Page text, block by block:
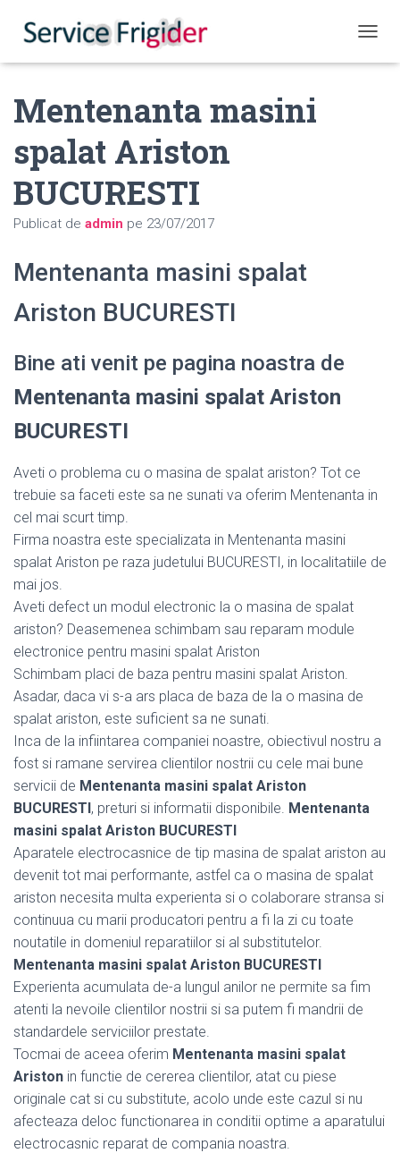
Mentenanta masini
spalat Ariston
BUCURESTI
Publicat de admin pe 23/07/2017
Mentenanta masini spalat
Ariston BUCURESTI
Bine ati venit pe pagina noastra de
Mentenanta masini spalat Ariston
BUCURESTI
Aveti o problema cu o masina de spalat ariston? Tot ce
trebuie sa faceti este sa ne sunati va oferim Mentenanta in
cel mai scurt timp.
Firma noastra este specializata in Mentenanta masini
spalat Ariston pe raza judetului BUCURESTI, in localitatiile de
mai jos.
Aveti defect un modul electronic la o masina de spalat
ariston? Deasemenea schimbam sau reparam module
electronice pentru masini spalat Ariston
Schimbam placi de baza pentru masini spalat Ariston.
Asadar, daca vi s-a ars placa de baza de la o masina de
spalat ariston, este suficient sa ne sunati.
Inca de la infiintarea companiei noastre, obiectivul nostru a
fost si ramane servirea clientilor nostrii cu cele mai bune
servicii de Mentenanta masini spalat Ariston
BUCURESTI, preturi si informatii disponibile. Mentenanta
masini spalat Ariston BUCURESTI
Aparatele electrocasnice de tip masina de spalat ariston au
devenit tot mai performante, astfel ca o masina de spalat
ariston necesita multa experienta si o colaborare stransa si
continuua cu marii producatori pentru a fi la zi cu toate
noutatile in domeniul reparatiilor si al substitutelor.
Mentenanta masini spalat Ariston BUCURESTI
Experienta acumulata de-a lungul anilor ne permite sa fim
atenti la nevoile clientilor nostrii si sa putem fi mandrii de
standardele serviciilor prestate.
Tocmai de aceea oferim Mentenanta masini spalat
Ariston in functie de cererea clientilor, atat cu piese
originale cat si cu substitute, acolo unde este cazul si nu
afecteaza deloc functionarea in conditii optime a aparatului
electrocasnic reparat de compania noastra.